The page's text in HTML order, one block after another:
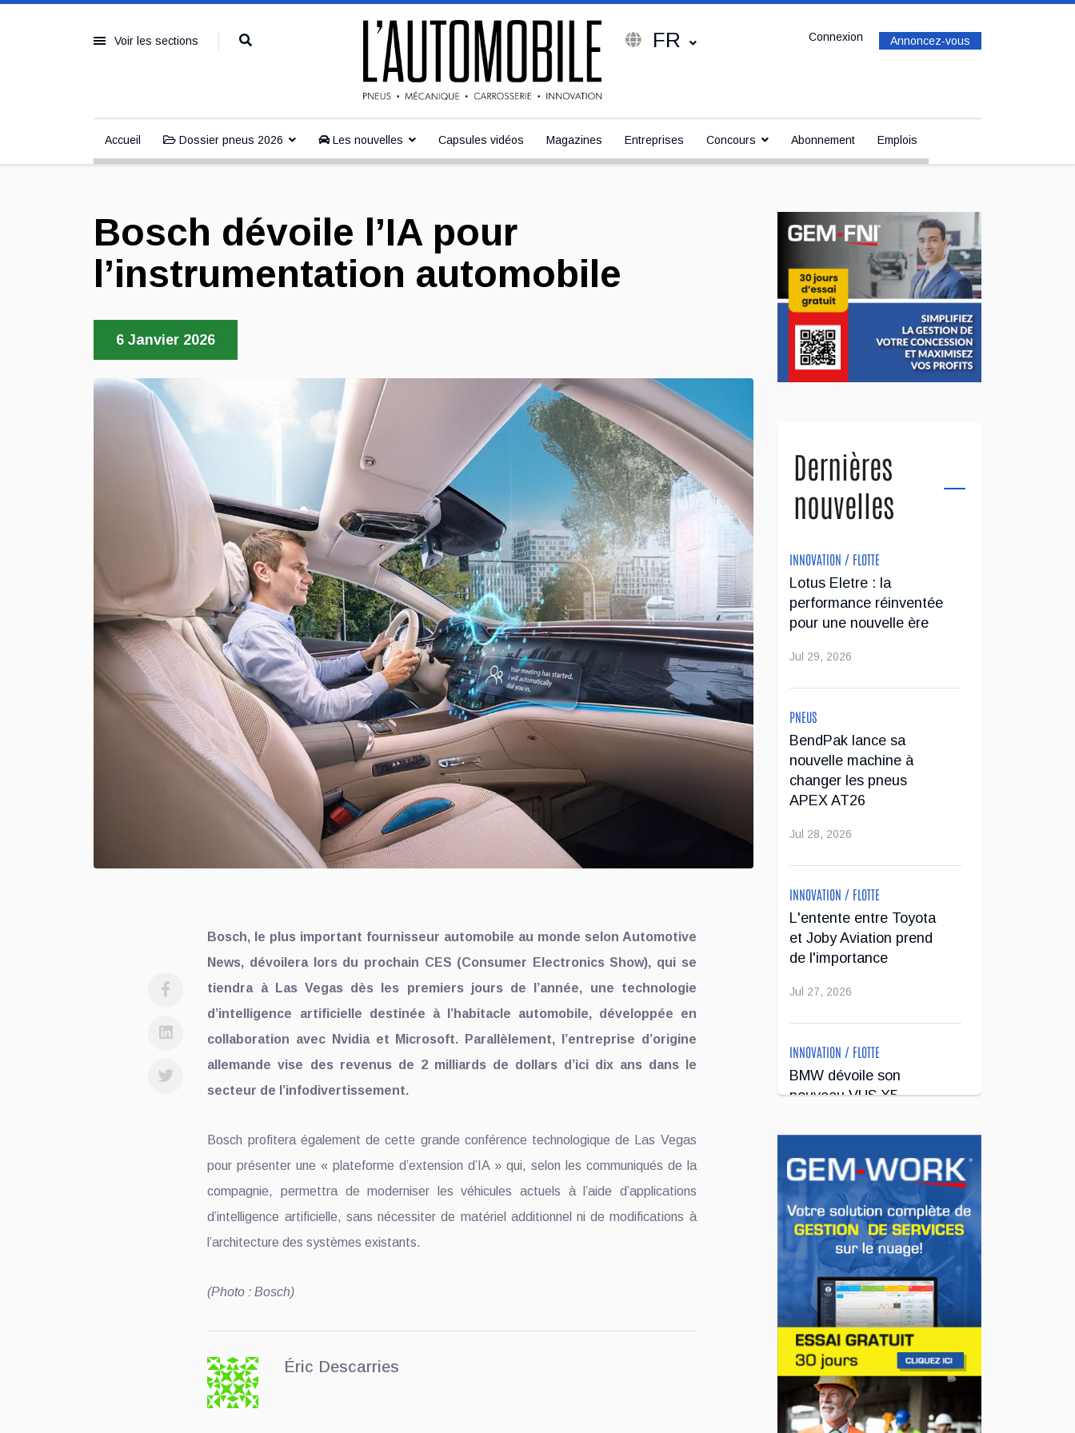
Voir les sections FR Annoncez-vous
Connexion
Accueil Dossier pneus 2026 Les nouvelles Capsules vidéos Magazines Entreprises Concours Abonnement Emplois
Bosch dévoile l’IA pour
l’instrumentation automobile
6 Janvier 2026
Bosch, le plus important fournisseur automobile au monde selon Automotive
News, dévoilera lors du prochain CES (Consumer Electronics Show), qui se
tiendra à Las Vegas dès les premiers jours de l’année, une technologie
d’intelligence artificielle destinée à l’habitacle automobile, développée en
collaboration avec Nvidia et Microsoft. Parallèlement, l’entreprise d’origine
allemande vise des revenus de 2 milliards de dollars d’ici dix ans dans le
secteur de l’infodivertissement.
Bosch profitera également de cette grande conférence technologique de Las Vegas
pour présenter une « plateforme d’extension d’IA » qui, selon les communiqués de la
compagnie, permettra de moderniser les véhicules actuels à l’aide d’applications
d’intelligence artificielle, sans nécessiter de matériel additionnel ni de modifications à
l’architecture des systèmes existants.
(Photo : Bosch)
Éric Descarries
Dernières
nouvelles
INNOVATION / FLOTTE
Lotus Eletre : la
performance réinventée
pour une nouvelle ère
Jul 29, 2026
PNEUS
BendPak lance sa
nouvelle machine à
changer les pneus
APEX AT26
Jul 28, 2026
INNOVATION / FLOTTE
L'entente entre Toyota
et Joby Aviation prend
de l'importance
Jul 27, 2026
INNOVATION / FLOTTE
BMW dévoile son
nouveau VUS X5
INNOVATION / FLOTTE
Le régulateur Super
Cruise avec
remorquage maintenant
disponible sur 19
véhicules GM
Jul 23, 2026
INNOVATION / FLOTTE
Jeep veut augmenter sa
gamme de modèles en